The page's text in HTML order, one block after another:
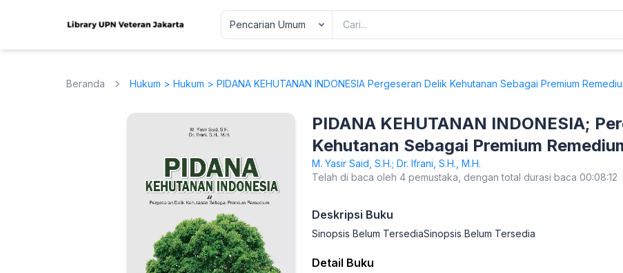
Beranda Hukum > Hukum > PIDANA KEHUTANAN INDONESIA Pergeseran Delik Kehutanan Sebagai Premium
PIDANA KEHUTANAN INDONESIA;
Kehutanan Sebagai Premium
M. Yasir Said, S.H.; Dr. Ifrani, S.H., M.H.
Telah di baca oleh 4 pemustaka, dengan total durasi baca 00:08:12
Deskripsi Buku
Sinopsis Belum TersediaSinopsis Belum Tersedia
Detail Buku